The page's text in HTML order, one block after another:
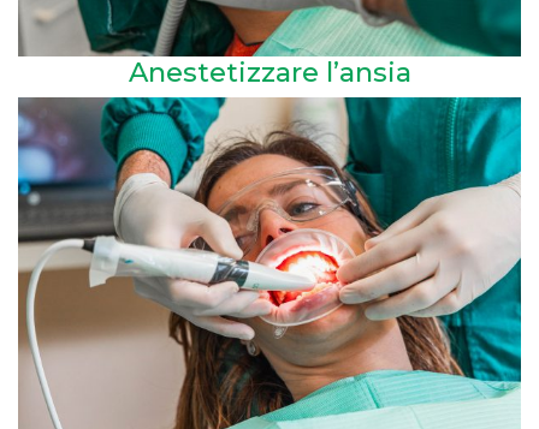
Anestetizzare l’ansia